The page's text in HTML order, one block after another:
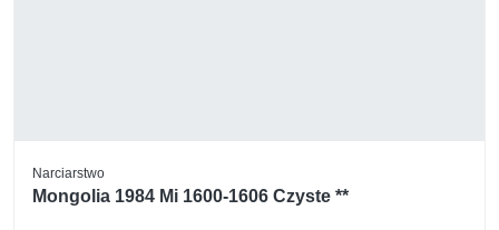
Narciarstwo
Mongolia 1984 Mi 1600-1606 Czyste **